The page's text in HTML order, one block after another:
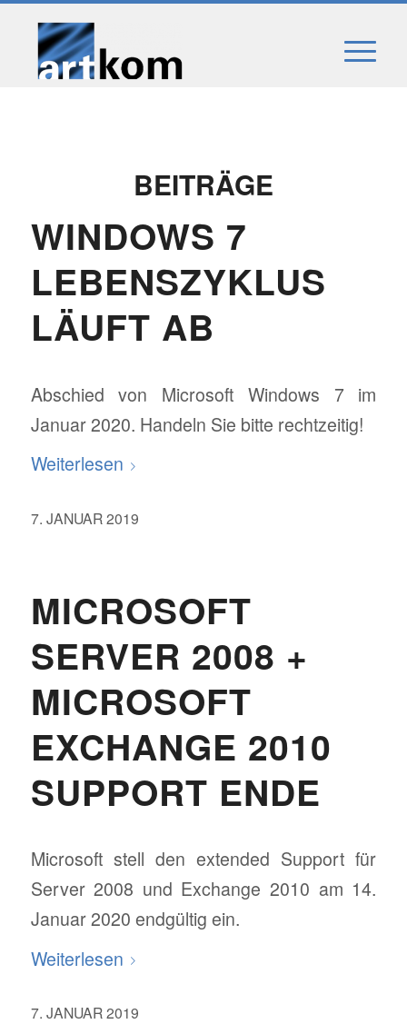
BEITRÄGE
WINDOWS 7
LEBENSZYKLUS
LÄUFT AB
Abschied von Microsoft Windows 7 im
Januar 2020. Handeln Sie bitte rechtzeitig!
Weiterlesen
7. JANUAR 2019
MICROSOFT
SERVER 2008 +
MICROSOFT
EXCHANGE 2010
SUPPORT ENDE
Microsoft stell den extended Support für
Server 2008 und Exchange 2010 am 14.
Januar 2020 endgültig ein.
Weiterlesen
7. JANUAR 2019